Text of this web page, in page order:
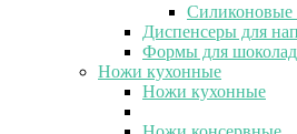
Диспенсеры для
Формы для
Ножи кухонные
Ножи кухонные